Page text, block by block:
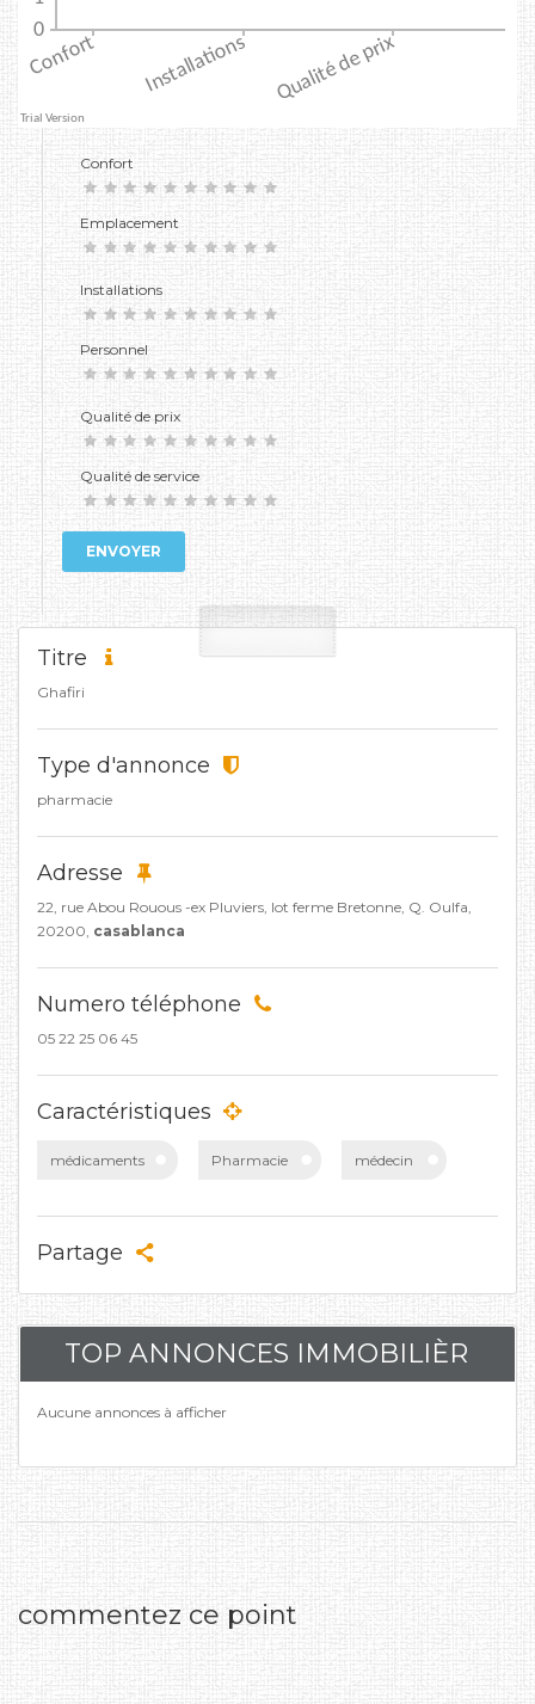
Confort
Emplacement
Installations
Personnel
Qualité de prix
Qualité de service
ENVOYER
Titre
Ghafiri
Type d'annonce
pharmacie
Adresse
22, rue Abou Rouous -ex Pluviers, lot ferme Bretonne, Q. Oulfa,
20200, casablanca
Numero téléphone
05 22 25 06 45
Caractéristiques
médicaments Pharmacie médecin
Partage
TOP ANNONCES IMMOBILIÈR
Aucune annonces à afficher
commentez ce point